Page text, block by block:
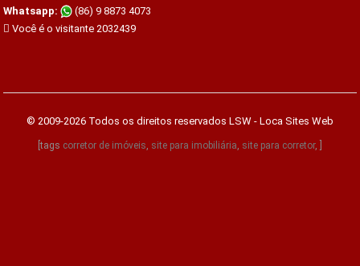
Whatsapp:
(86) 9 8873 4073
Você é o visitante 2032439
© 2009-2026 Todos os direitos reservados LSW - Loca Sites Web
[tags corretor de imóveis, site para imobiliária, site para corretor, ]